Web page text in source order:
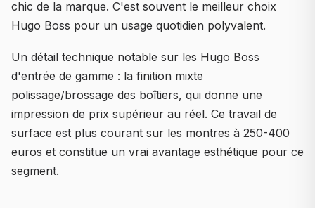
chic de la marque. C'est souvent le meilleur choix
Hugo Boss pour un usage quotidien polyvalent.
Un détail technique notable sur les Hugo Boss
d'entrée de gamme : la finition mixte
polissage/brossage des boîtiers, qui donne une
impression de prix supérieur au réel. Ce travail de
surface est plus courant sur les montres à 250-400
euros et constitue un vrai avantage esthétique pour ce
segment.